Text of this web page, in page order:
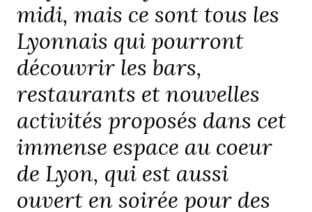
midi, mais ce sont tous les
Lyonnais qui pourront
découvrir les bars,
restaurants et nouvelles
activités proposés dans cet
immense espace au coeur
de Lyon, qui est aussi
ouvert en soirée pour des